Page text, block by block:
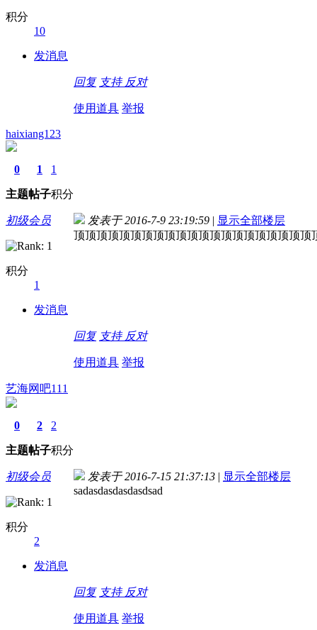
积分
10
发消息
回复 支持 反对
使用道具 举报
haixiang123
0
主题
1
帖子
1
积分
初级会员
积分
1
发消息
发表于 2016-7-9 23:19:59 | 显示全部楼层
顶顶顶顶顶顶顶顶顶顶顶顶顶顶顶顶顶顶顶顶顶
回复 支持 反对
使用道具 举报
艺海网吧111
0
主题
2
帖子
2
积分
初级会员
积分
2
发消息
发表于 2016-7-15 21:37:13 | 显示全部楼层
sadasdasdasdasdsad
回复 支持 反对
使用道具 举报